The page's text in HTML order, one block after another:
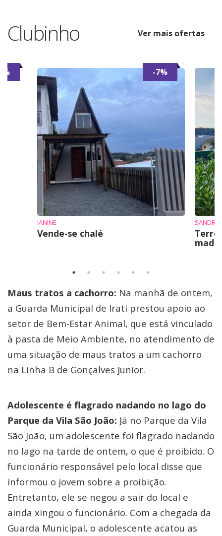
Clubinho Ver mais ofertas
-7%
JANINE
Vende-se chalé
mad
Maus tratos a cachorro: Na manhã de ontem,
a Guarda Municipal de Irati prestou apoio ao
setor de Bem-Estar Animal, que está vinculado
à pasta de Meio Ambiente, no atendimento de
uma situação de maus tratos a um cachorro
na Linha B de Gonçalves Junior.
Adolescente é flagrado nadando no lago do
Parque da Vila São João: Já no Parque da Vila
São João, um adolescente foi flagrado nadando
no lago na tarde de ontem, o que é proibido. O
funcionário responsável pelo local disse que
informou o jovem sobre a proibição.
Entretanto, ele se negou a sair do local e
ainda xingou o funcionário. Com a chegada da
Guarda Municipal, o adolescente acatou as